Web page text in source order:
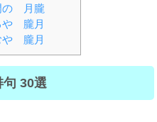
の 月朧
や 朧月
や 朧月
句 30選